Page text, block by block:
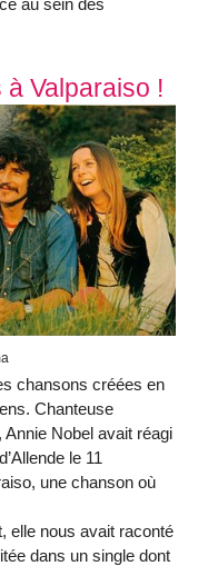
au sein des
Valparaiso !
chansons créées en
Chanteuse
Nobel avait réagi
le 11
une chanson où
elle nous avait raconté
dans un single dont